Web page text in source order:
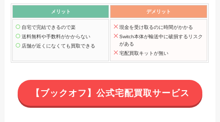
メリット デメリット
自宅で完結できるので楽
送料無料や手数料がかからない
店舗が近くになくても買取できる
現金を受け取るのに時間がかかる
Switch本体が輸送中に破損するリスク
がある
宅配買取キットが無い
【ブックオフ】公式宅配買取サービス